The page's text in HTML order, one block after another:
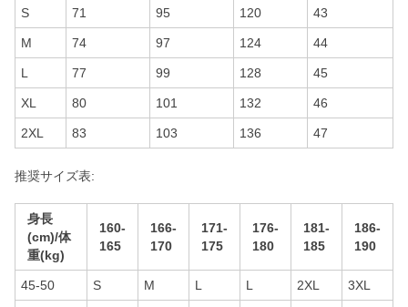
S 71 95 120 43
M 74 97 124 44
L 77 99 128 45
XL 80 101 132 46
2XL 83 103 136 47
推奨サイズ表:
身長
(cm)/体
重(kg)
160-
165
166-
170
171-
175
176-
180
181-
185
186-
190
45-50 S M L L 2XL 3XL